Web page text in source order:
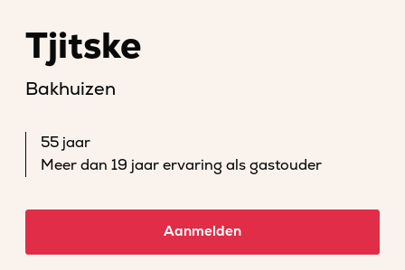
Tjitske
Bakhuizen
55 jaar
Meer dan 19 jaar ervaring als gastouder
Aanmelden